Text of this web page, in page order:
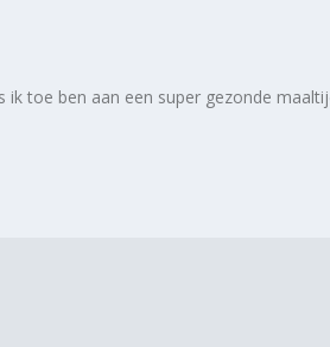
ik toe ben aan een super gezonde